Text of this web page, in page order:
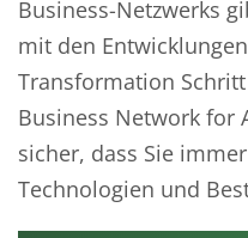
Business-Netzwerks
mit den
Transformation Schritt
Business Network for
sicher, dass Sie
Technologien und